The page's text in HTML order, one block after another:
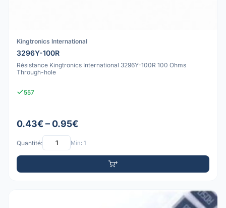
Kingtronics International
3296Y-100R
Résistance Kingtronics International 3296Y-100R 100 Ohms
Through-hole
557
0.43€ – 0.95€
Quantité: Min: 1